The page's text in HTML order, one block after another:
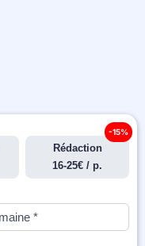
Rédaction
16-25€ / p.
-15%